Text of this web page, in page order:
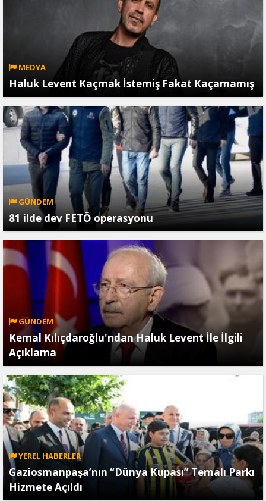
MEDYA
Haluk Levent Kaçmak İstemiş Fakat Kaçamamış
GÜNDEM
81 ilde dev FETÖ operasyonu
GÜNDEM
Kemal Kılıçdaroğlu'ndan Haluk Levent İle İlgili
Açıklama
YEREL HABERLER
Gaziosmanpaşa’nın “Dünya Kupası” Temalı Parkı
Hizmete Açıldı